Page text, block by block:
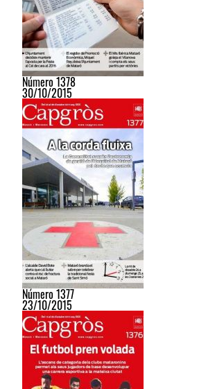
Número 1378
30/10/2015
Número 1377
23/10/2015